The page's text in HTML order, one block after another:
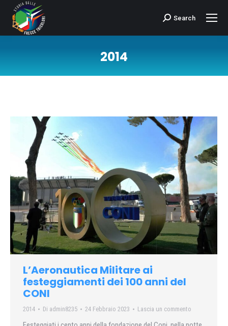
Cerca:Search
2014
L’Aeronautica Militare ai
festeggiamenti dei 100 anni del
CONI
2014 Di admin8235 24 Febbraio 2023 Lascia un commento